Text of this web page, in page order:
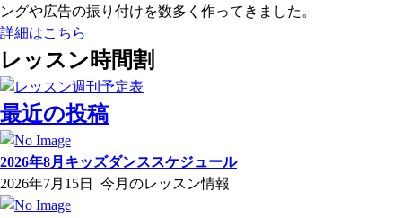
ングや広告の振り付けを数多く作ってきました。
詳細はこちら
レッスン時間割
最近の投稿
2026年8月キッズダンススケジュール
2026年7月15日 今月のレッスン情報